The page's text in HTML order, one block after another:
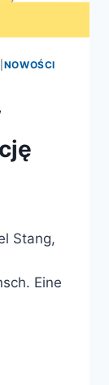
NOWOŚCI
Stang,
Eine